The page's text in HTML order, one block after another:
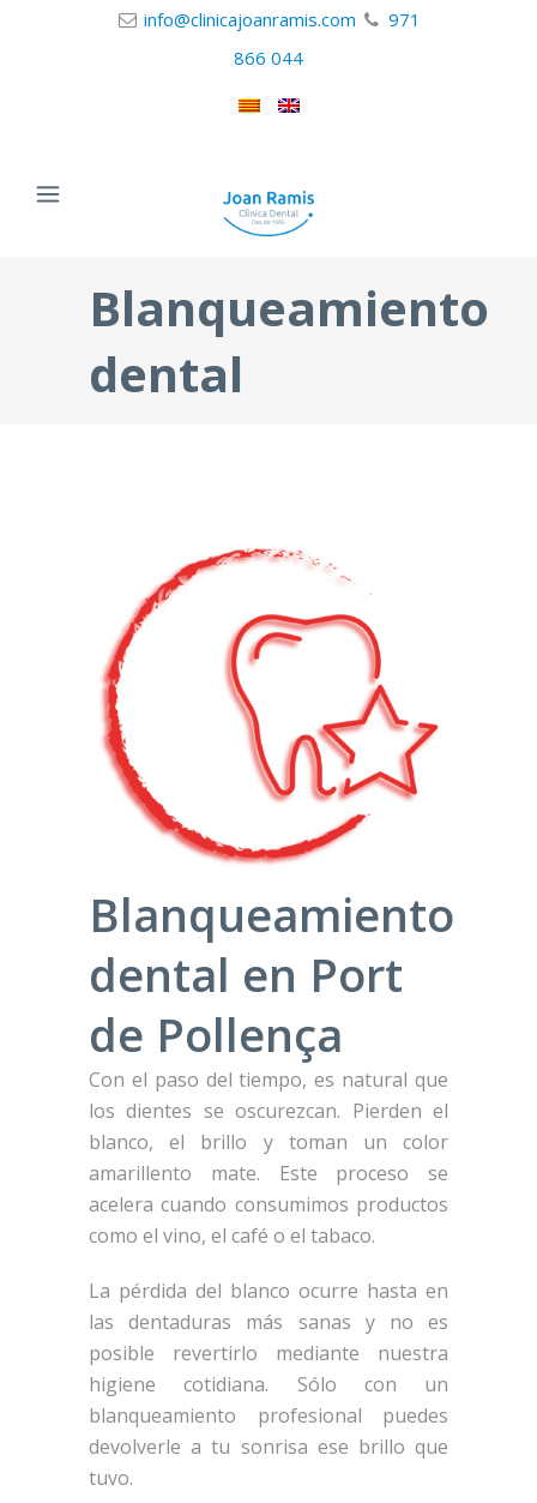
info@clinicajoanramis.com
971
866 044
Blanqueamiento
dental
Blanqueamiento
dental en Port
de Pollença
Con el paso del tiempo, es natural que
los dientes se oscurezcan. Pierden el
blanco, el brillo y toman un color
amarillento mate. Este proceso se
acelera cuando consumimos productos
como el vino, el café o el tabaco.
La pérdida del blanco ocurre hasta en
las dentaduras más sanas y no es
posible revertirlo mediante nuestra
higiene cotidiana. Sólo con un
blanqueamiento profesional puedes
devolverle a tu sonrisa ese brillo que
tuvo.